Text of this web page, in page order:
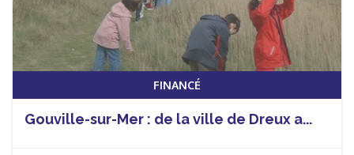
FINANCÉ
Gouville-sur-Mer : de la ville de Dreux a...